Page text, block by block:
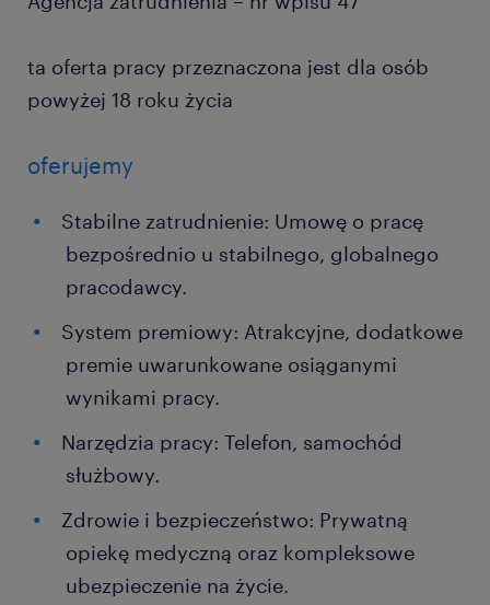
ta oferta pracy przeznaczona jest dla osób
powyżej 18 roku życia
oferujemy
Stabilne zatrudnienie: Umowę o pracę
bezpośrednio u stabilnego, globalnego
pracodawcy.
System premiowy: Atrakcyjne, dodatkowe
premie uwarunkowane osiąganymi
wynikami pracy.
Narzędzia pracy: Telefon, samochód
służbowy.
Zdrowie i bezpieczeństwo: Prywatną
opiekę medyczną oraz kompleksowe
ubezpieczenie na życie.